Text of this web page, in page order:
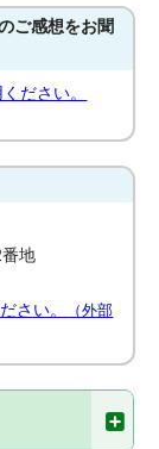
ご感想をお聞
ださい。
地
さい。
（外部